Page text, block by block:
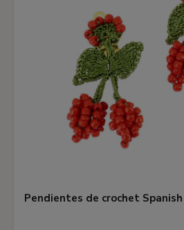
Pendientes de crochet